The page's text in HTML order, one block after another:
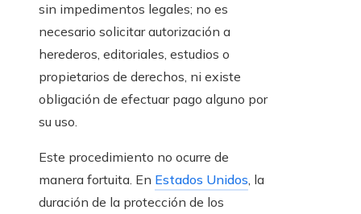
sin impedimentos legales; no es
necesario solicitar autorización a
herederos, editoriales, estudios o
propietarios de derechos, ni existe
obligación de efectuar pago alguno por
su uso.
Este procedimiento no ocurre de
manera fortuita. En Estados Unidos, la
duración de la protección de los